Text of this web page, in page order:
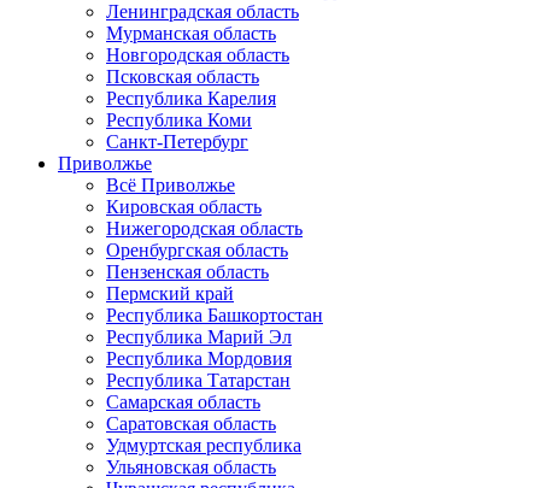
Ленинградская область
Мурманская область
Новгородская область
Псковская область
Республика Карелия
Республика Коми
Санкт-Петербург
Приволжье
Всё Приволжье
Кировская область
Нижегородская область
Оренбургская область
Пензенская область
Пермский край
Республика Башкортостан
Республика Марий Эл
Республика Мордовия
Республика Татарстан
Самарская область
Саратовская область
Удмуртская республика
Ульяновская область